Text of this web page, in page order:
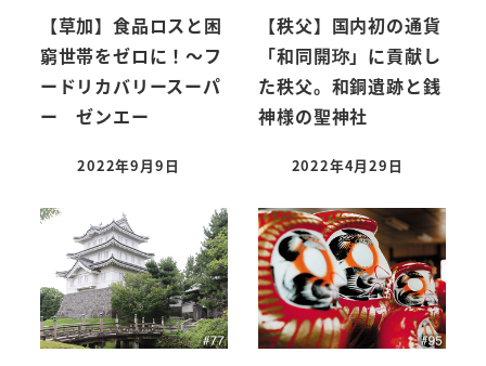
【草加】食品ロスと困
窮世帯をゼロに！～フ
ードリカバリースーパ
ー ゼンエー
2022年9月9日
【秩父】国内初の通貨
「和同開珎」に貢献し
た秩父。和銅遺跡と銭
神様の聖神社
2022年4月29日